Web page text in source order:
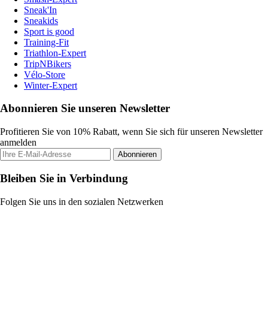
Sneak'In
Sneakids
Sport is good
Training-Fit
Triathlon-Expert
TripNBikers
Vélo-Store
Winter-Expert
Abonnieren Sie unseren Newsletter
Profitieren Sie von 10% Rabatt, wenn Sie sich für unseren Newsletter
anmelden
Abonnieren
Bleiben Sie in Verbindung
Folgen Sie uns in den sozialen Netzwerken